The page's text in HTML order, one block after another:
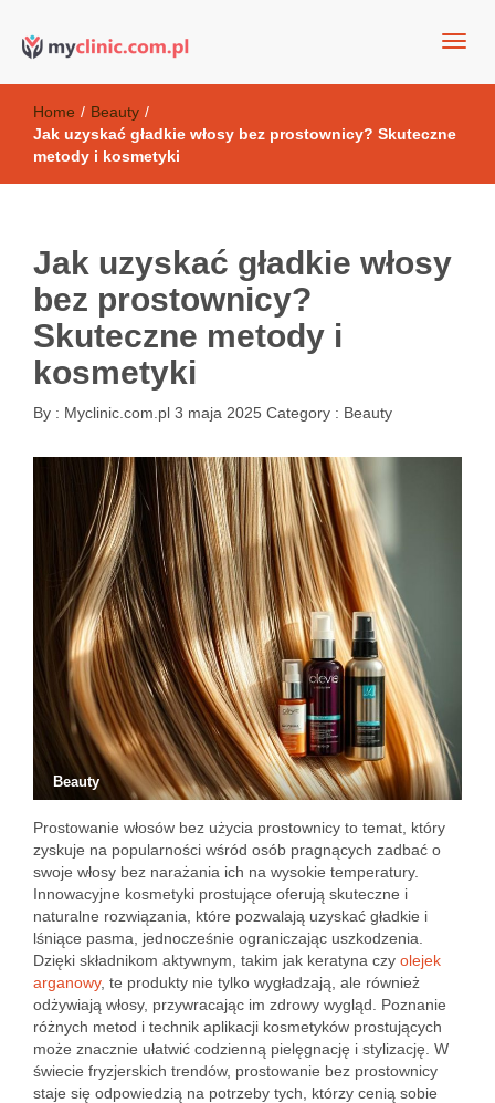
Kosmetyki antyoksydacyjne
Home / Beauty /
Jak uzyskać gładkie włosy bez prostownicy? Skuteczne
metody i kosmetyki
Jak uzyskać gładkie włosy
bez prostownicy?
Skuteczne metody i
kosmetyki
By : Myclinic.com.pl 3 maja 2025 Category : Beauty
Beauty
Prostowanie włosów bez użycia prostownicy to temat, który
zyskuje na popularności wśród osób pragnących zadbać o
swoje włosy bez narażania ich na wysokie temperatury.
Innowacyjne kosmetyki prostujące oferują skuteczne i
naturalne rozwiązania, które pozwalają uzyskać gładkie i
lśniące pasma, jednocześnie ograniczając uszkodzenia.
Dzięki składnikom aktywnym, takim jak keratyna czy olejek
arganowy, te produkty nie tylko wygładzają, ale również
odżywiają włosy, przywracając im zdrowy wygląd. Poznanie
różnych metod i technik aplikacji kosmetyków prostujących
może znacznie ułatwić codzienną pielęgnację i stylizację. W
świecie fryzjerskich trendów, prostowanie bez prostownicy
staje się odpowiedzią na potrzeby tych, którzy cenią sobie